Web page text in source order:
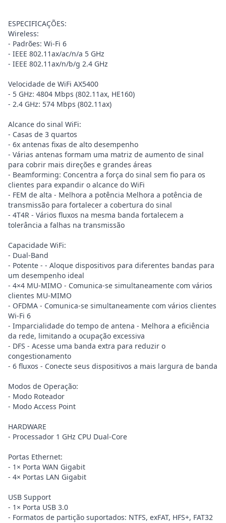
ESPECIFICAÇÕES:
Wireless:
- Padrões: Wi-Fi 6
- IEEE 802.11ax/ac/n/a 5 GHz
- IEEE 802.11ax/n/b/g 2.4 GHz
Velocidade de WiFi AX5400
- 5 GHz: 4804 Mbps (802.11ax, HE160)
- 2.4 GHz: 574 Mbps (802.11ax)
Alcance do sinal WiFi:
- Casas de 3 quartos
- 6x antenas fixas de alto desempenho
- Várias antenas formam uma matriz de aumento de sinal
para cobrir mais direções e grandes áreas
- Beamforming: Concentra a força do sinal sem fio para os
clientes para expandir o alcance do WiFi
- FEM de alta - Melhora a potência Melhora a potência de
transmissão para fortalecer a cobertura do sinal
- 4T4R - Vários fluxos na mesma banda fortalecem a
tolerância a falhas na transmissão
Capacidade WiFi:
- Dual-Band
- Potente - - Aloque dispositivos para diferentes bandas para
um desempenho ideal
- 4×4 MU-MIMO - Comunica-se simultaneamente com vários
clientes MU-MIMO
- OFDMA - Comunica-se simultaneamente com vários clientes
Wi-Fi 6
- Imparcialidade do tempo de antena - Melhora a eficiência
da rede, limitando a ocupação excessiva
- DFS - Acesse uma banda extra para reduzir o
congestionamento
- 6 fluxos - Conecte seus dispositivos a mais largura de banda
Modos de Operação:
- Modo Roteador
- Modo Access Point
HARDWARE
- Processador 1 GHz CPU Dual-Core
Portas Ethernet:
- 1× Porta WAN Gigabit
- 4× Portas LAN Gigabit
USB Support
- 1× Porta USB 3.0
- Formatos de partição suportados: NTFS, exFAT, HFS+, FAT32